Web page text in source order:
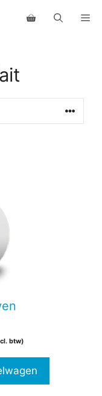
btw)